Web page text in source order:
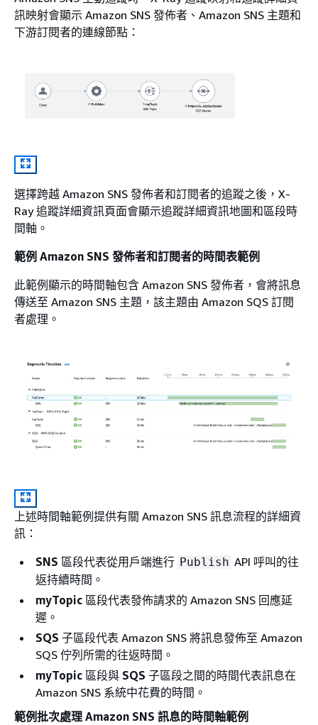
訊映射會顯示 Amazon SNS 發佈者、Amazon SNS 主題和
下游訂閱者的連線節點：
選擇跨越 Amazon SNS 發佈者和訂閱者的追蹤之後，X-
Ray 追蹤詳細資訊頁面會顯示追蹤詳細資訊地圖和區段時
間軸。
範例 Amazon SNS 發佈者和訂閱者的時間表範例
此範例顯示的時間軸包含 Amazon SNS 發佈者，會將訊息
傳送至 Amazon SNS 主題，該主題由 Amazon SQS 訂閱
者處理。
上述時間軸範例提供有關 Amazon SNS 訊息流程的詳細資
訊：
SNS 區段代表從用戶端進行 Publish API 呼叫的往
返持續時間。
myTopic 區段代表發佈請求的 Amazon SNS 回應延
遲。
SQS 子區段代表 Amazon SNS 將訊息發佈至 Amazon
SQS 佇列所需的往返時間。
myTopic 區段與 SQS 子區段之間的時間代表訊息在
Amazon SNS 系統中花費的時間。
範例批次處理 Amazon SNS 訊息的時間軸範例